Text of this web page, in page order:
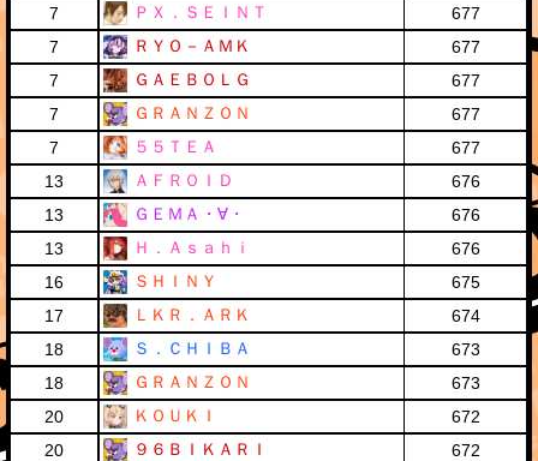
7
ＰＸ．ＳＥＩＮＴ
677
7
ＲＹＯ－ＡＭＫ
677
7
ＧＡＥＢＯＬＧ
677
7
ＧＲＡＮＺＯＮ
677
7
５５ＴＥＡ
677
13
ＡＦＲＯＩＤ
676
13
ＧＥＭＡ・∀・
676
13
Ｈ．Ａｓａｈｉ
676
16
ＳＨＩＮＹ
675
17
ＬＫＲ．ＡＲＫ
674
18
Ｓ．ＣＨＩＢＡ
673
18
ＧＲＡＮＺＯＮ
673
20
ＫＯＵＫＩ
672
20
９６ＢＩＫＡＲＩ
672